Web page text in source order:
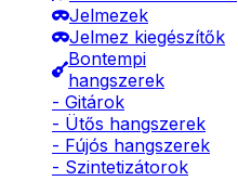
Jelmezek
Jelmez kiegészítők
Bontempi
hangszerek
- Gitárok
- Ütős hangszerek
- Fújós hangszerek
- Szintetizátorok